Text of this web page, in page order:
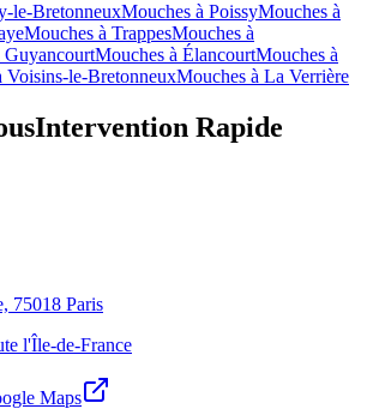
le-BretonneuxMouches à PoissyMouches à
Mouches à TrappesMouches à
GuyancourtMouches à ÉlancourtMouches à
Voisins-le-BretonneuxMouches à La Verrière
Intervention Rapide
75018 Paris
l'Île-de-France
Maps